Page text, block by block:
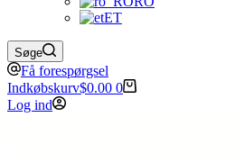
ET
Søge
Få forespørgsel
Indkøbskurv$0.00 0
Log ind